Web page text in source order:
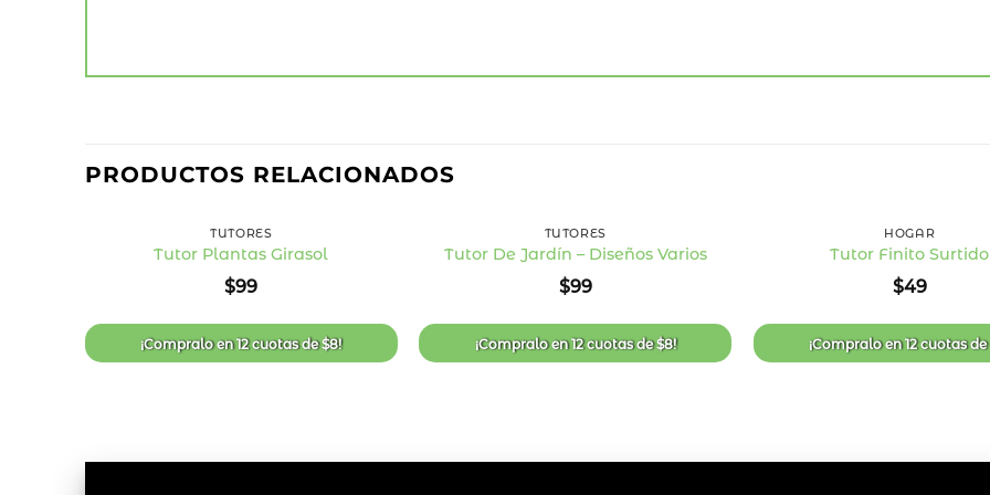
PRODUCTOS RELACIONADOS
de
deseos
TUTORES
Tutor Plantas Girasol
$99
¡Compralo en12 cuotasde$8!
de
deseos
TUTORES
Tutor De Jardín – Diseños Varios
$99
¡Compralo en12 cuotasde$8!
HOGAR
Tutor Finito Surtido
$49
¡Compralo en12 cuotasde